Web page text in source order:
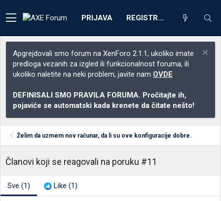
PRIJAVA REGISTRACIJA
Apgrejdovali smo forum na XenForo 2.1.1, ukoliko imate
predloga vezanih za izgled ili funkcionalnost foruma, ili
ukoliko naletite na neki problem, javite nam OVDE
DEFINISALI SMO PRAVILA FORUMA. Pročitajte ih,
pojaviće se automatski kada krenete da čitate nešto!
Želim da uzmem nov računar, da li su ove konfiguracije dobre.
Članovi koji se reagovali na poruku #11
Sve (1) Like (1)